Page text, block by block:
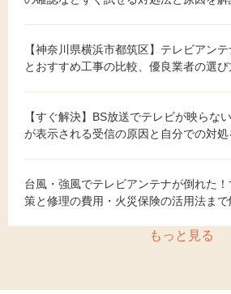
【神奈川県横浜市都筑区】テレビアン
とおすすめ工事の比較、優良業者の選び
【すぐ解決】BS放送でテレビが映らな
が表示される受信の原因と自分での対処
台風・強風でテレビアンテナが倒れた
策と修理の費用・火災保険の活用法まで
もっと見る